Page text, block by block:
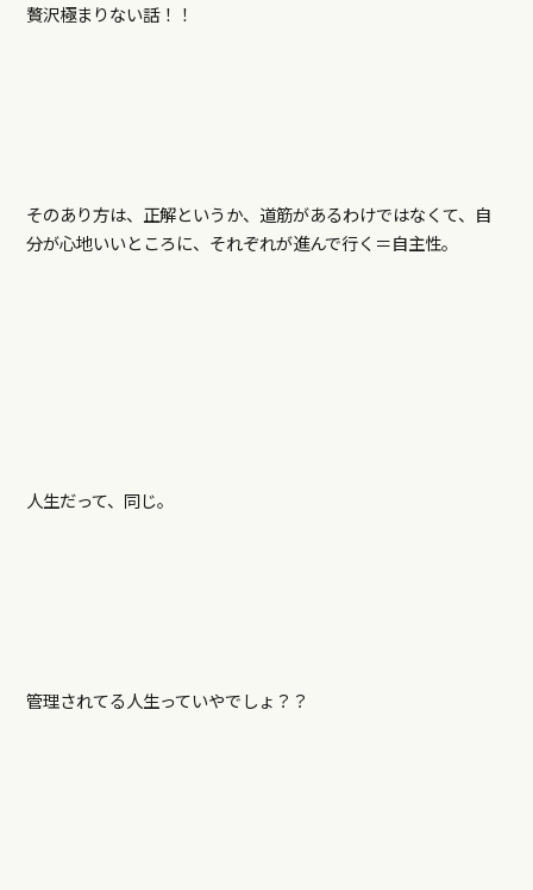
贅沢極まりない話！！
そのあり方は、正解というか、道筋があるわけではなくて、自
分が心地いいところに、それぞれが進んで行く＝自主性。
人生だって、同じ。
管理されてる人生っていやでしょ？？